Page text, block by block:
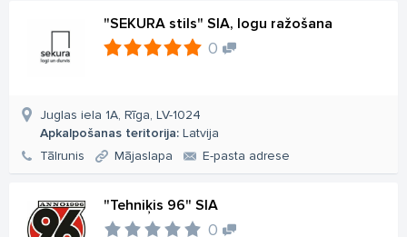
"SEKURA stils" SIA, logu ražošana
0
Juglas iela 1A, Rīga, LV-1024
Apkalpošanas teritorija: Latvija
Tālrunis
Mājaslapa E-pasta adrese
"Tehniķis 96" SIA
0